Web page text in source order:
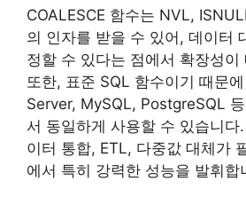
COALESCE 함수는 NVL,
의 인자를 받을 수 있어, 데이터
정할 수 있다는 점에서 확장성이
또한, 표준 SQL 함수이기 때문
Server, MySQL, PostgreSQL
서 동일하게 사용할 수 있습니다
이터 통합, ETL, 다중값 대체가
에서 특히 강력한 성능을 발휘합